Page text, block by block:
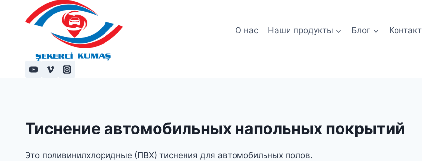
содержимому
О нас Наши продукты Блог Контакт
Тиснение автомобильных напольных покрытий
Это поливинилхлоридные (ПВХ) тиснения для автомобильных полов.